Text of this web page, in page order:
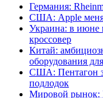
Германия:
США: Apple
Украина: в июне
кроссовер
Китай:
оборудования
США: Пентагон
подлодок
Мировой рынок: